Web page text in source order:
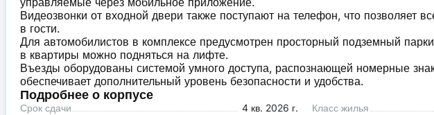
Видеозвонки от входной двери также поступают на телефон, что позволяет
в гости.
Для автомобилистов в комплексе предусмотрен просторный подземный
в квартиры можно подняться на лифте.
Въезды оборудованы системой умного доступа, распознающей номерные
обеспечивает дополнительный уровень безопасности и удобства.
Подробнее о корпусе
Срок сдачи 4 кв. 2026 г. Класс жилья